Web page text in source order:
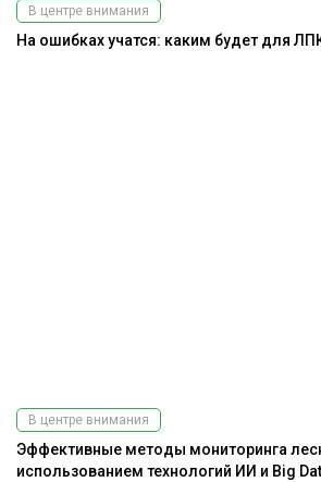
В центре внимания
На ошибках учатся: каким будет для
В центре внимания
Эффективные методы мониторинга
использованием технологий ИИ и Big